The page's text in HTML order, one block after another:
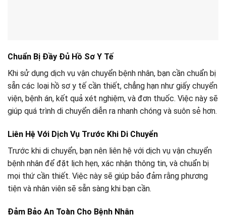
Chuẩn Bị Đầy Đủ Hồ Sơ Y Tế
Khi sử dụng dịch vụ vận chuyển bệnh nhân, bạn cần chuẩn bị
sẵn các loại hồ sơ y tế cần thiết, chẳng hạn như giấy chuyển
viện, bệnh án, kết quả xét nghiệm, và đơn thuốc. Việc này sẽ
giúp quá trình di chuyển diễn ra nhanh chóng và suôn sẻ hơn.
Liên Hệ Với Dịch Vụ Trước Khi Di Chuyển
Trước khi di chuyển, bạn nên liên hệ với dịch vụ vận chuyển
bệnh nhân để đặt lịch hẹn, xác nhận thông tin, và chuẩn bị
mọi thứ cần thiết. Việc này sẽ giúp bảo đảm rằng phương
tiện và nhân viên sẽ sẵn sàng khi bạn cần.
Đảm Bảo An Toàn Cho Bệnh Nhân